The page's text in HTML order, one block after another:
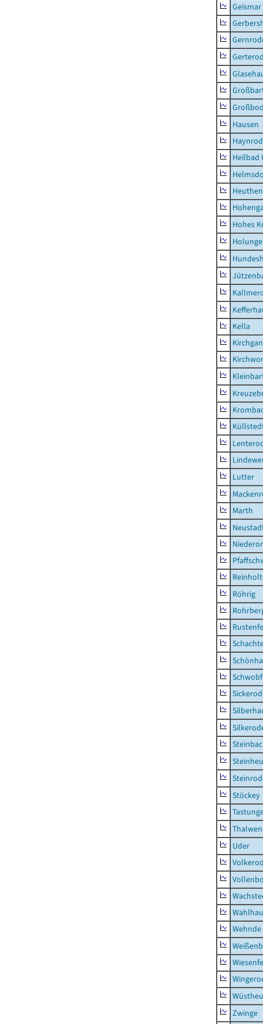
Geismar
Hausen
Heilbad
Heuthen
Hohes
Kella
Lutter
Marth
Röhrig
Stöckey
Uder
Wehnde
Zwinge